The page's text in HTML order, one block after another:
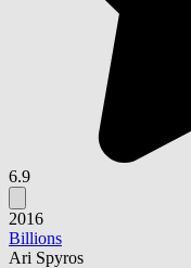
6.9
2016
Billions
Ari Spyros